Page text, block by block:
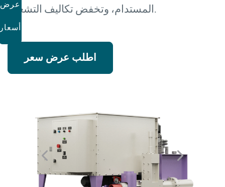
المستدام، وتخفض تكاليف التشغيل.
اطلب عرض سعر
عرض